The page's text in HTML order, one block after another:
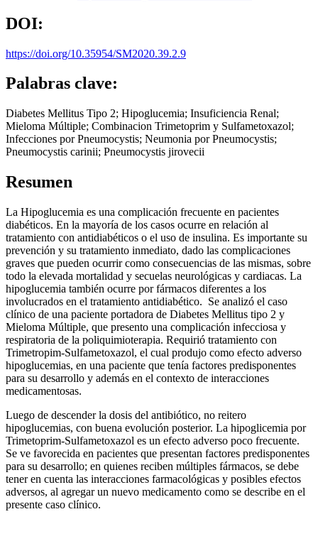
DOI:
https://doi.org/10.35954/SM2020.39.2.9
Palabras clave:
Diabetes Mellitus Tipo 2; Hipoglucemia; Insuficiencia Renal;
Mieloma Múltiple; Combinacion Trimetoprim y Sulfametoxazol;
Infecciones por Pneumocystis; Neumonia por Pneumocystis;
Pneumocystis carinii; Pneumocystis jirovecii
Resumen
La Hipoglucemia es una complicación frecuente en pacientes
diabéticos. En la mayoría de los casos ocurre en relación al
tratamiento con antidiabéticos o el uso de insulina. Es importante su
prevención y su tratamiento inmediato, dado las complicaciones
graves que pueden ocurrir como consecuencias de las mismas, sobre
todo la elevada mortalidad y secuelas neurológicas y cardiacas. La
hipoglucemia también ocurre por fármacos diferentes a los
involucrados en el tratamiento antidiabético. Se analizó el caso
clínico de una paciente portadora de Diabetes Mellitus tipo 2 y
Mieloma Múltiple, que presento una complicación infecciosa y
respiratoria de la poliquimioterapia. Requirió tratamiento con
Trimetropim-Sulfametoxazol, el cual produjo como efecto adverso
hipoglucemias, en una paciente que tenía factores predisponentes
para su desarrollo y además en el contexto de interacciones
medicamentosas.
Luego de descender la dosis del antibiótico, no reitero
hipoglucemias, con buena evolución posterior. La hipoglicemia por
Trimetoprim-Sulfametoxazol es un efecto adverso poco frecuente.
Se ve favorecida en pacientes que presentan factores predisponentes
para su desarrollo; en quienes reciben múltiples fármacos, se debe
tener en cuenta las interacciones farmacológicas y posibles efectos
adversos, al agregar un nuevo medicamento como se describe en el
presente caso clínico.